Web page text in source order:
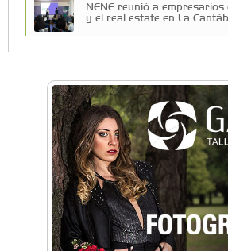
NENE reunió a
y el real estate en La
La primera vez que Eva
hizo desde Morón
Mariana Croce: "Hoy las
un asesoramiento integral
seguridad"
Música, teatro, yoga, danza
Conocé todos los talleres
disfrutar en la Zona Oeste